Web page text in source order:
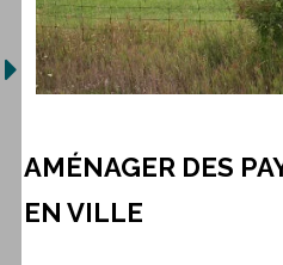
AMÉNAGER DES
EN VILLE